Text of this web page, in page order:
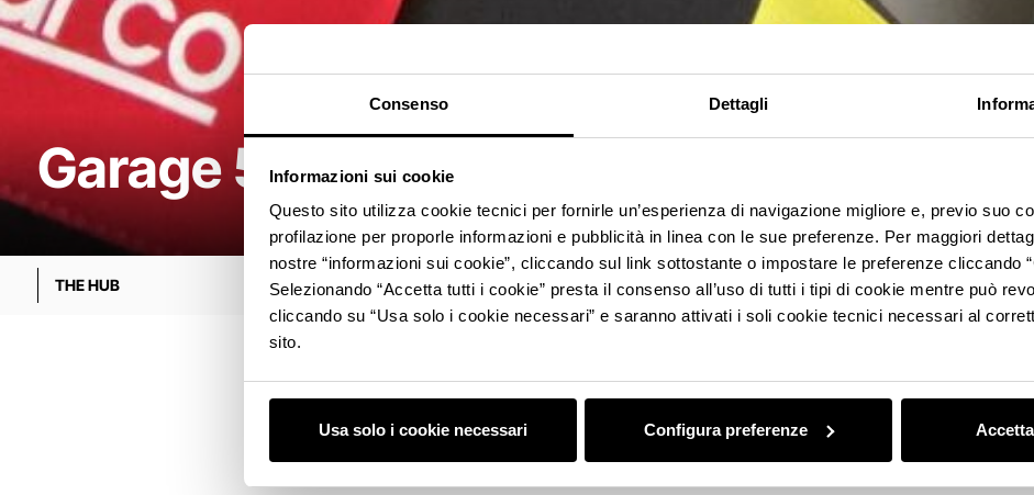
Consenso Dettagli
Informazioni sui cookie
Questo sito utilizza cookie tecnici per fornirle un’esperienza di navigazione migliore e, previo suo
profilazione per proporle informazioni e pubblicità in linea con le sue preferenze. Per maggiori
nostre “informazioni sui cookie”, cliccando sul link sottostante o impostare le preferenze cliccando
Selezionando “Accetta tutti i cookie” presta il consenso all’uso di tutti i tipi di cookie mentre può
cliccando su “Usa solo i cookie necessari” e saranno attivati i soli cookie tecnici necessari al
sito.
Usa solo i cookie necessari Configura preferenze
Garage 51 Misano
THE HUB VISIT ACTIVITIES STORE